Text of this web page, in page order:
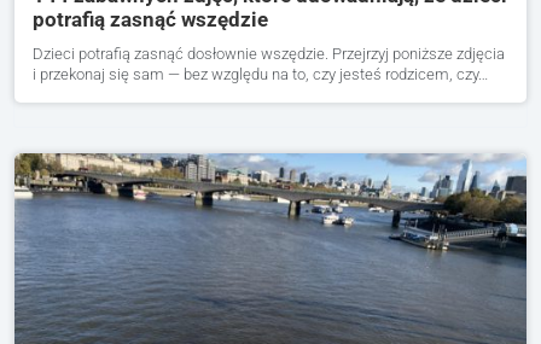
potrafią zasnąć wszędzie
Dzieci potrafią zasnąć dosłownie wszędzie. Przejrzyj poniższe zdjęcia
i przekonaj się sam — bez względu na to, czy jesteś rodzicem, czy…